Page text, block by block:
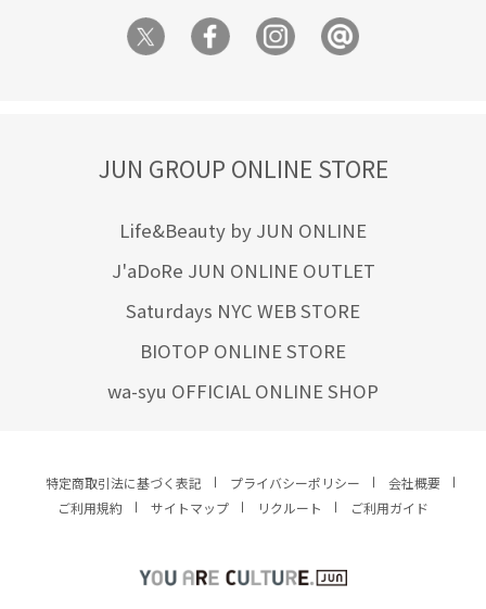
JUN GROUP ONLINE STORE
Life&Beauty by JUN ONLINE
J'aDoRe JUN ONLINE OUTLET
Saturdays NYC WEB STORE
BIOTOP ONLINE STORE
wa-syu OFFICIAL ONLINE SHOP
特定商取引法に基づく表記 プライバシーポリシー
会社概要
ご利用規約
サイトマップ リクルート ご利用ガイド